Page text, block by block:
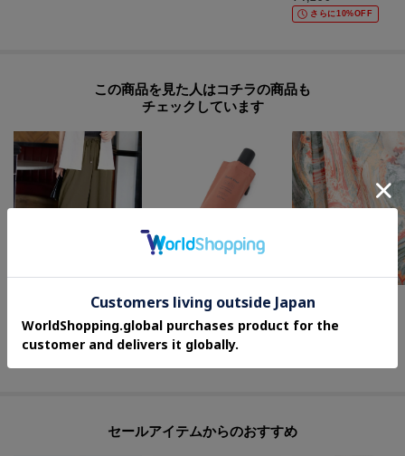
さらに10%OFF
この商品を見た人はコチラの商品も
チェックしています
【高レビュー/S-LL/洗濯機可/セットアップ可】着丈選べる 軽凛(かろりん) ひんやりフラップイージーパンツ
3,989
さらに5%OFF
【自動開閉】クイックシャットジャンプ55cm 折りたたみ傘 雨傘
¥5,390
アートスカーフ
¥4,950
セールアイテムからのおすすめ